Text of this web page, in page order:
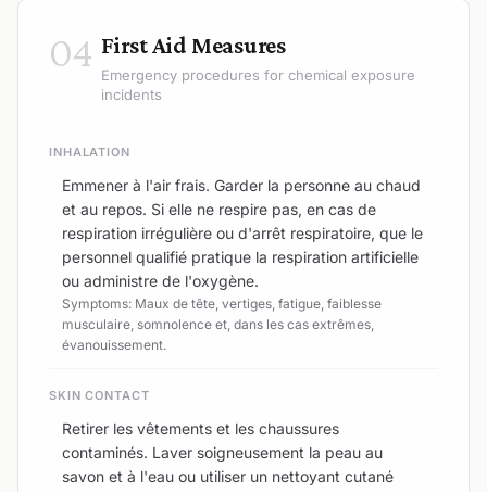
04 First Aid Measures
Emergency procedures for chemical exposure
incidents
INHALATION
Emmener à l'air frais. Garder la personne au chaud
et au repos. Si elle ne respire pas, en cas de
respiration irrégulière ou d'arrêt respiratoire, que le
personnel qualifié pratique la respiration artificielle
ou administre de l'oxygène.
Symptoms: Maux de tête, vertiges, fatigue, faiblesse
musculaire, somnolence et, dans les cas extrêmes,
évanouissement.
SKIN CONTACT
Retirer les vêtements et les chaussures
contaminés. Laver soigneusement la peau au
savon et à l'eau ou utiliser un nettoyant cutané